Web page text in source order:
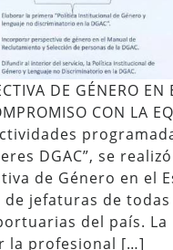
DE GÉNERO EN
CON LA
DGAC”, se
de Género en el
jefaturas de todas
del país. La
la profesional […]